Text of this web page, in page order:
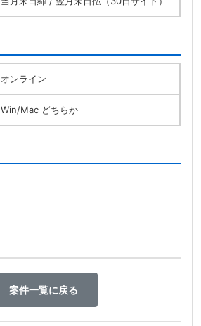
オンライン
Win/Mac どちらか
案件一覧に戻る